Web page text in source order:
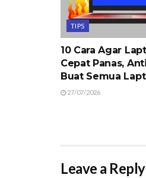
TIPS
10 Cara Agar
Cepat Panas,
Buat Semua
27/07/2026
Leave a Reply